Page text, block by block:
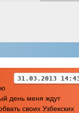
31.03.2013
день меня ждут
своих Узбекских